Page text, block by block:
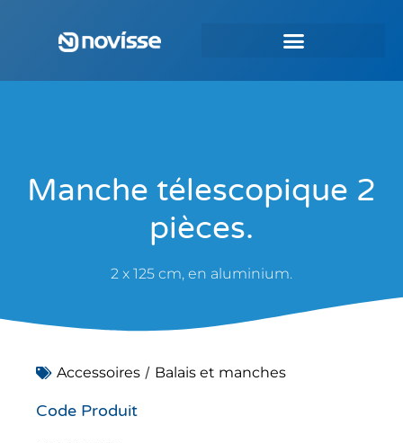
Manche télescopique 2
pièces.
2 x 125 cm, en aluminium.
Accessoires / Balais et manches
Code Produit